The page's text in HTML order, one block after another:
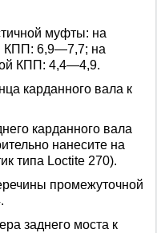
муфты: на
КПП: 6,9—7,7; на
КПП: 4,4—4,9.
карданного вала к
карданного вала
нанесите на
типа Loctite 270).
промежуточной
заднего моста к